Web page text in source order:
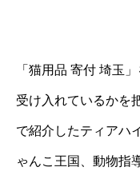
「猫用品 寄付 埼玉
受け入れているかを
で紹介したティアハ
ゃんこ王国、動物指